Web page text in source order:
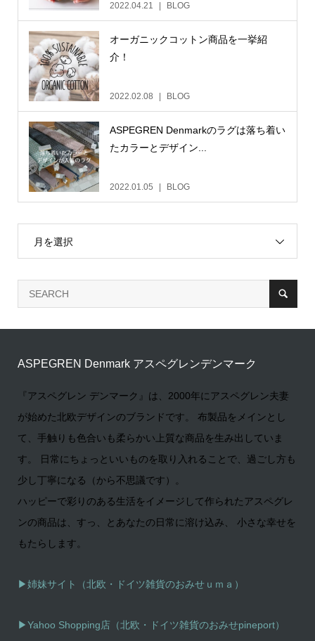
2022.04.21 BLOG
オーガニックコットン商品を一挙紹
介！
2022.02.08 BLOG
ASPEGREN Denmarkのラグは落ち着い
たカラーとデザイン...
2022.01.05 BLOG
月を選択
ASPEGREN Denmark アスペグレンデンマーク
『アスペグレン デンマーク』は、2000年にアスペグレン夫妻
が始めた北欧デザインのブランドです。 布製品をメインとし
て、手触りも色合いも柔らかい上質な商品を生み出していま
す。 日常にちょっといいものを取り入れることで、過ごし方も
少し丁寧になる（から不思議です）。
ハッピーで彩りのある生活をイメージして作られたアスペグレ
ンの商品は、すっ、とあなたの日常に溶け込み、 小さな幸せを
もたらします。
▶姉妹サイト（北欧・ドイツ雑貨のおみせｕｍａ）
▶Yahoo Shopping店（北欧・ドイツ雑貨のおみせpineport）